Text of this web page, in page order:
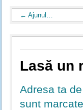
← Ajunul…
Lasă un
Adresa ta
sunt